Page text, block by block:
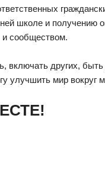
школе и получению
сообществом.
включать других,
улучшить мир вокруг